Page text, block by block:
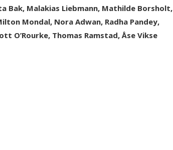
Bak, Malakias Liebmann, Mathilde Borsholt,
Mondal, Nora Adwan, Radha Pandey,
O’Rourke, Thomas Ramstad, Åse Vikse